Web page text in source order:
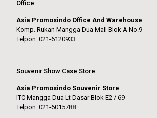
Office
Asia Promosindo Office And Warehouse
Komp. Rukan Mangga Dua Mall Blok A No.9
Telpon: 021-6120933
Souvenir Show Case Store
Asia Promosindo Souvenir Store
ITC Mangga Dua Lt Dasar Blok E2 / 69
Telpon: 021-6015788